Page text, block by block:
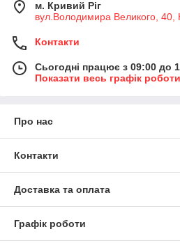
м. Кривий Ріг
вул.Володимира Великого, 40,
Контакти
Сьогодні працює з 09:00 до
Показати весь графік роботи
Про нас
Контакти
Доставка та оплата
Графік роботи